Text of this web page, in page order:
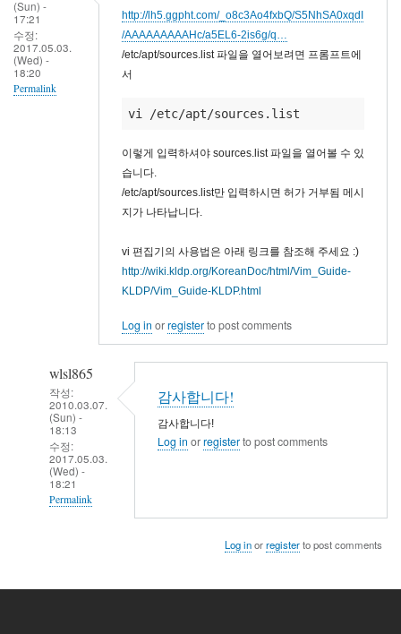
(Sun) -
17:21
수정:
2017.05.03.
(Wed) -
18:20
Permalink
http://lh5.ggpht.com/_o8c3Ao4fxbQ/S5NhSA0xqdI
/AAAAAAAAAHc/a5EL6-2is6g/q…
/etc/apt/sources.list 파일을 열어보려면 프롬프트에
서
vi /etc/apt/sources.list
이렇게 입력하셔야 sources.list 파일을 열어볼 수 있
습니다.
/etc/apt/sources.list만 입력하시면 허가 거부됨 메시
지가 나타납니다.
vi 편집기의 사용법은 아래 링크를 참조해 주세요 :)
http://wiki.kldp.org/KoreanDoc/html/Vim_Guide-
KLDP/Vim_Guide-KLDP.html
Log in orregisterto post comments
wlsl865
작성:
2010.03.07.
(Sun) -
18:13
수정:
2017.05.03.
(Wed) -
18:21
Permalink
vi
감사합니다!
감사합니다!
Log in orregisterto post comments
Log inorregisterto post comments